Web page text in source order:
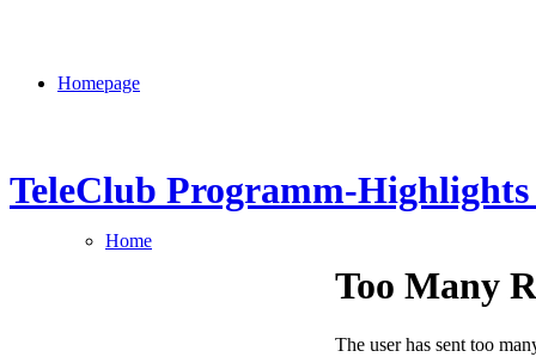
Homepage
Home
TeleClub Programm-Highlights